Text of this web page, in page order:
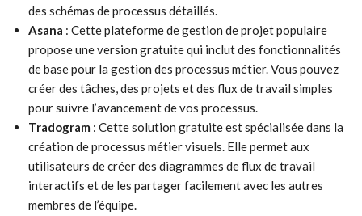
des schémas de processus détaillés.
Asana : Cette plateforme de gestion de projet populaire
propose une version gratuite qui inclut des fonctionnalités
de base pour la gestion des processus métier. Vous pouvez
créer des tâches, des projets et des flux de travail simples
pour suivre l’avancement de vos processus.
Tradogram : Cette solution gratuite est spécialisée dans la
création de processus métier visuels. Elle permet aux
utilisateurs de créer des diagrammes de flux de travail
interactifs et de les partager facilement avec les autres
membres de l’équipe.